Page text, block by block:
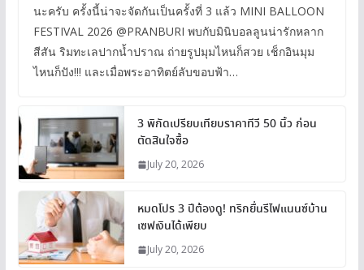
นะครับ ครั้งนี้น่าจะจัดกันเป็นครั้งที่ 3 แล้ว MINI BALLOON
FESTIVAL 2026 @PRANBURI พบกับมินิบอลลูนน่ารักหลาก
สีสัน ริมทะเลปากน้ำปราณ ถ่ายรูปมุมไหนก็สวย เช็กอินมุม
ไหนก็ปัง!!! และเมื่อพระอาทิตย์ลับขอบฟ้า…
3 พิกัดเปรียบเทียบราคาทีวี 50 นิ้ว ก่อน
ตัดสินใจซื้อ
July 20, 2026
หมดโปร 3 ปีต้องดู! ทริกยื่นรีไฟแนนซ์บ้าน
เซฟเงินได้เพียบ
July 20, 2026